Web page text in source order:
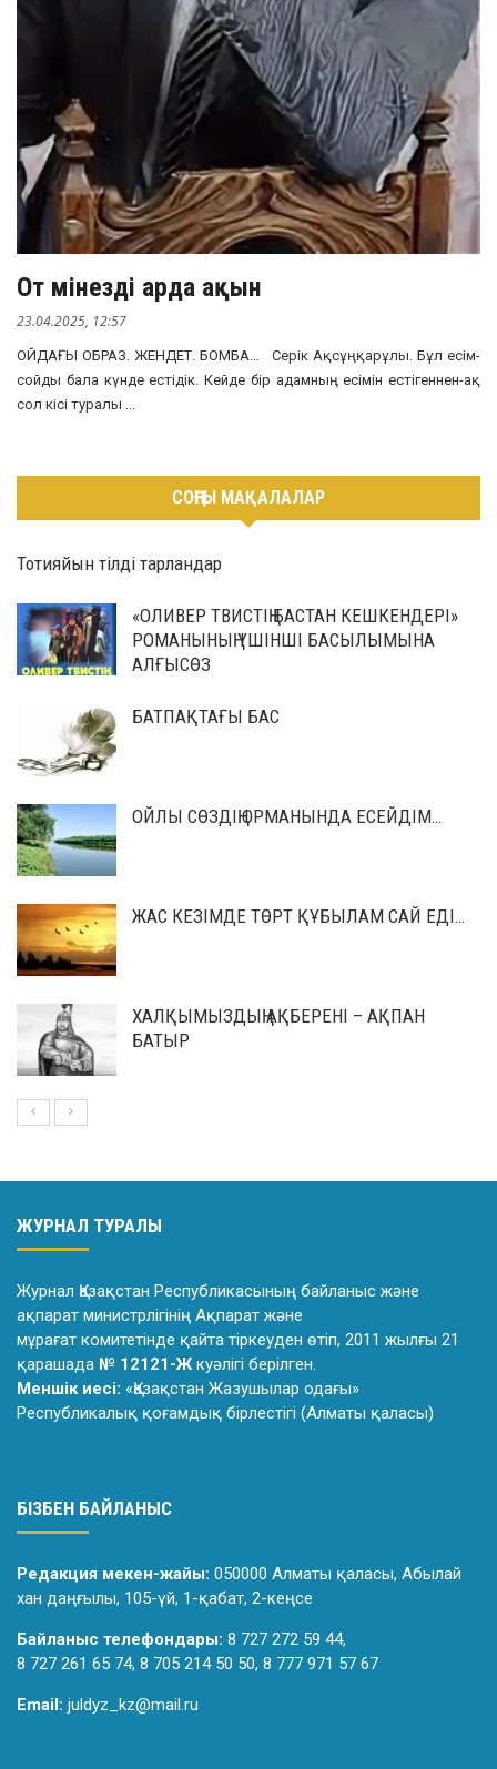
От мінезді арда ақын
23.04.2025, 12:57
ОЙДАҒЫ ОБРАЗ. ЖЕНДЕТ. БОМБА… Серік Ақсұңқарұлы. Бұл есім-
сойды бала күнде естідік. Кейде бір адамның есімін естігеннен-ақ
сол кісі туралы ...
СОҢҒЫ МАҚАЛАЛАР
Тотияйын тілді тарландар
«ОЛИВЕР ТВИСТІҢ БАСТАН КЕШКЕНДЕРІ»
РОМАНЫНЫҢ ҮШІНШІ БАСЫЛЫМЫНА
АЛҒЫСӨЗ
БАТПАҚТАҒЫ БАС
ОЙЛЫ СӨЗДІҢ ОРМАНЫНДА ЕСЕЙДІМ…
ЖАС КЕЗІМДЕ ТӨРТ ҚҰБЫЛАМ САЙ ЕДІ…
ХАЛҚЫМЫЗДЫҢ АҚБЕРЕНІ – АҚПАН
БАТЫР
ЖУРНАЛ ТУРАЛЫ
Журнал Қазақстан Республикасының байланыс және
ақпарат министрлiгiнiң Ақпарат және
мұрағат комитетiнде қайта тiркеуден өтiп, 2011 жылғы 21
қарашада № 12121-Жкуәлiгi берiлген.
Меншік иесі: «Қазақстан Жазушылар одағы»
Республикалық қоғамдық бірлестігі (Алматы қаласы)
БІЗБЕН БАЙЛАНЫС
Редакция мекен-жайы: 050000 Алматы қаласы, Абылай
хан даңғылы, 105-үй, 1-қабат, 2-кеңсе
Байланыс телефондары: 8 727 272 59 44,
8 727 261 65 74, 8 705 214 50 50, 8 777 971 57 67
Email: juldyz_kz@mail.ru